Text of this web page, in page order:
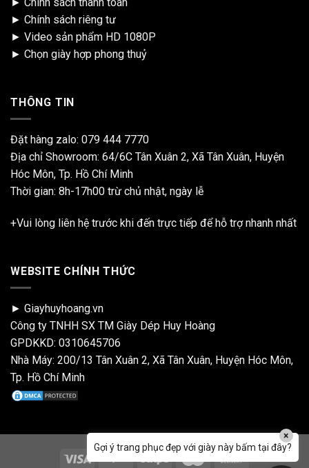
► Chính sách riêng tư
► Video sản phẩm HD 1080P
► Chọn giày hợp phong thuỷ
THÔNG TIN
Đặt hàng zalo: 079 444 7770
Địa chỉ Showroom: 64/6C Tân Xuân 2, Xã Tân Xuân, Huyện
Hóc Môn, Tp. Hồ Chí Minh
Thời gian: 8h-17h00 trừ chủ nhật, ngày lễ
+Vui lòng liên hệ trước khi đến trực tiếp để hỗ trợ nhanh nhất
WEBSITE CHÍNH THỨC
► Giayhuyhoang.vn
Công ty TNHH SX TM Giày Dép Huy Hoàng
GPDKKD: 0310645706
Nhà Máy: 200/13 Tân Xuân 2, Xã Tân Xuân, Huyện Hóc Môn,
Tp. Hồ Chí Minh
Gợi ý trang phục đẹp với giày này bấm tại đây?
×